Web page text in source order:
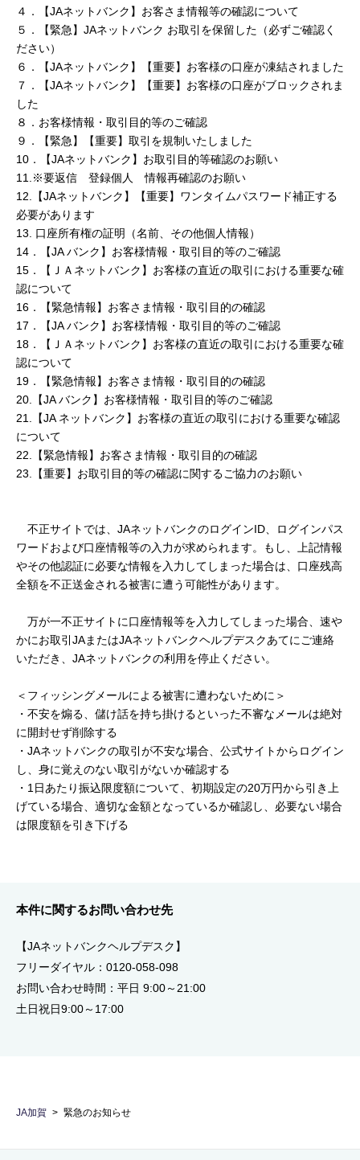
４．【JAネットバンク】お客さま情報等の確認について
５．【緊急】JAネットバンク お取引を保留した（必ずご確認く
ださい）
６．【JAネットバンク】【重要】お客様の口座が凍結されました
７．【JAネットバンク】【重要】お客様の口座がブロックされま
した
８．お客様情報・取引目的等のご確認
９．【緊急】【重要】取引を規制いたしました
10．【JAネットバンク】お取引目的等確認のお願い
11.※要返信 登録個人 情報再確認のお願い
12.【JAネットバンク】【重要】ワンタイムパスワード補正する
必要があります
13. 口座所有権の証明（名前、その他個人情報）
14．【JA バンク】お客様情報・取引目的等のご確認
15．【ＪＡネットバンク】お客様の直近の取引における重要な確
認について
16．【緊急情報】お客さま情報・取引目的の確認
17．【JA バンク】お客様情報・取引目的等のご確認
18．【ＪＡネットバンク】お客様の直近の取引における重要な確
認について
19．【緊急情報】お客さま情報・取引目的の確認
20.【JA バンク】お客様情報・取引目的等のご確認
21.【JA ネットバンク】お客様の直近の取引における重要な確認
について
22.【緊急情報】お客さま情報・取引目的の確認
23.【重要】お取引目的等の確認に関するご協力のお願い
不正サイトでは、JAネットバンクのログインID、ログインパス
ワードおよび口座情報等の入力が求められます。もし、上記情報
やその他認証に必要な情報を入力してしまった場合は、口座残高
全額を不正送金される被害に遭う可能性があります。
万が一不正サイトに口座情報等を入力してしまった場合、速や
かにお取引JAまたはJAネットバンクヘルプデスクあてにご連絡
いただき、JAネットバンクの利用を停止ください。
＜フィッシングメールによる被害に遭わないために＞
・不安を煽る、儲け話を持ち掛けるといった不審なメールは絶対
に開封せず削除する
・JAネットバンクの取引が不安な場合、公式サイトからログイン
し、身に覚えのない取引がないか確認する
・1日あたり振込限度額について、初期設定の20万円から引き上
げている場合、適切な金額となっているか確認し、必要ない場合
は限度額を引き下げる
本件に関するお問い合わせ先
【JAネットバンクヘルプデスク】
フリーダイヤル：0120-058-098
お問い合わせ時間：平日 9:00～21:00
土日祝日9:00～17:00
JA加賀 緊急のお知らせ